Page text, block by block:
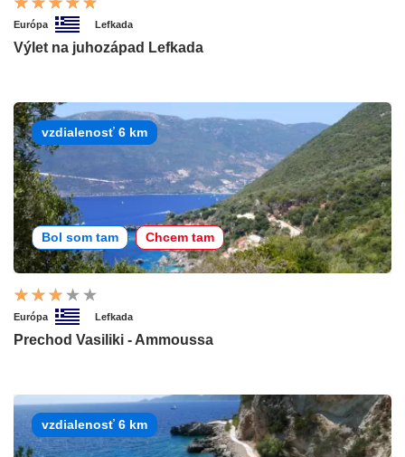
Európa Lefkada
Výlet na juhozápad Lefkada
vzdialenosť 6 km
Bol som tam Chcem tam
Európa Lefkada
Prechod Vasiliki - Ammoussa
vzdialenosť 6 km